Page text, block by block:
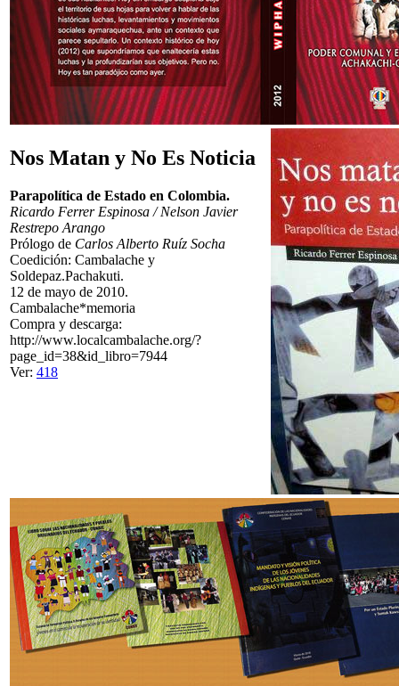
Nos Matan y No Es Noticia
Parapolítica de Estado en Colombia.
Ricardo Ferrer Espinosa / Nelson Javier
Restrepo Arango
Prólogo de Carlos Alberto Ruíz Socha
Coedición: Cambalache y
Soldepaz.Pachakuti.
12 de mayo de 2010.
Cambalache*memoria
Compra y descarga:
http://www.localcambalache.org/?
page_id=38&id_libro=7944
Ver: 418